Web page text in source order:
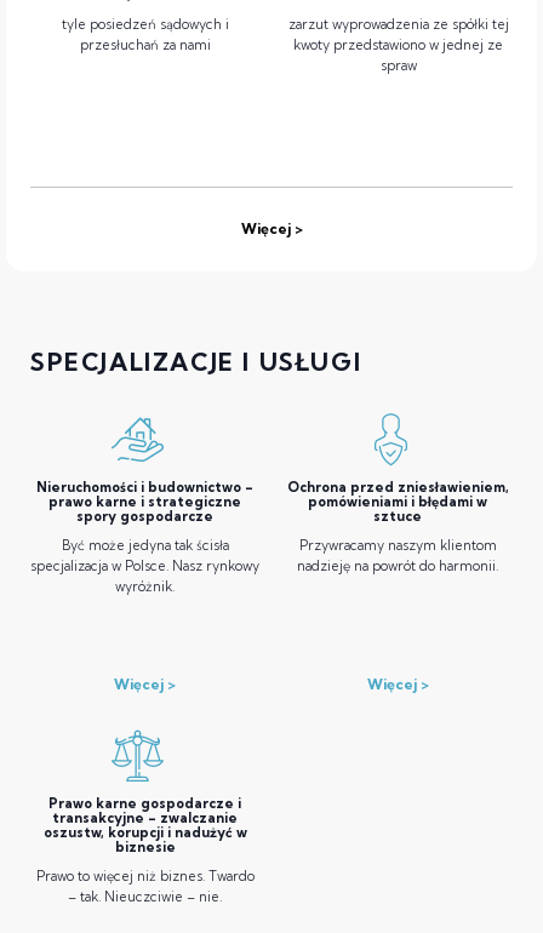
tyle posiedzeń sądowych i
przesłuchań za nami
zarzut wyprowadzenia ze spółki tej
kwoty przedstawiono w jednej ze
spraw
Więcej
SPECJALIZACJE I USŁUGI
Nieruchomości i budownictwo –
prawo karne i strategiczne
spory gospodarcze
Być może jedyna tak ścisła
specjalizacja w Polsce. Nasz rynkowy
wyróżnik.
Więcej
Ochrona przed zniesławieniem,
pomówieniami i błędami w
sztuce
Przywracamy naszym klientom
nadzieję na powrót do harmonii.
Więcej
Prawo karne gospodarcze i
transakcyjne – zwalczanie
oszustw, korupcji i nadużyć w
biznesie
Prawo to więcej niż biznes. Twardo
– tak. Nieuczciwie – nie.